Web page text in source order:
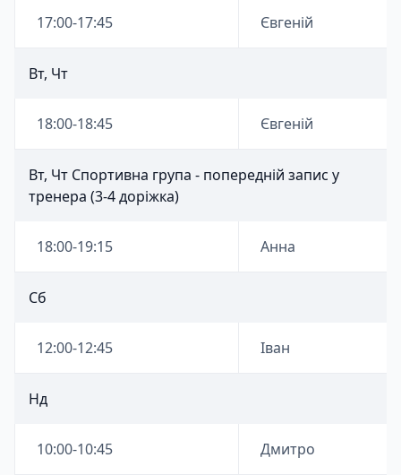
17:00-17:45 Євгеній
Вт, Чт
18:00-18:45 Євгеній
Вт, Чт Спортивна група - попередній запис у
тренера (3-4 доріжка)
18:00-19:15 Анна
Сб
12:00-12:45 Іван
Нд
10:00-10:45 Дмитро